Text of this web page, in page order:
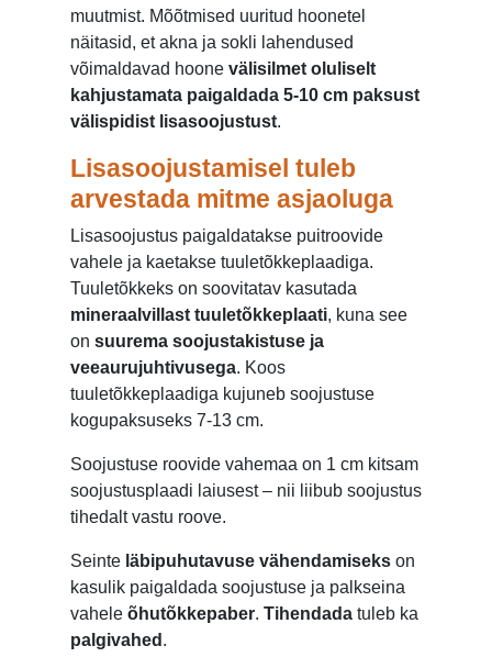
muutmist. Mõõtmised uuritud hoonetel
näitasid, et akna ja sokli lahendused
võimaldavad hoone välisilmet oluliselt
kahjustamata paigaldada 5-10 cm paksust
välispidist lisasoojustust.
Lisasoojustamisel tuleb
arvestada mitme asjaoluga
Lisasoojustus paigaldatakse puitroovide
vahele ja kaetakse tuuletõkkeplaadiga.
Tuuletõkkeks on soovitatav kasutada
mineraalvillast tuuletõkkeplaati, kuna see
on suurema soojustakistuse ja
veeaurujuhtivusega. Koos
tuuletõkkeplaadiga kujuneb soojustuse
kogupaksuseks 7-13 cm.
Soojustuse roovide vahemaa on 1 cm kitsam
soojustusplaadi laiusest – nii liibub soojustus
tihedalt vastu roove.
Seinte läbipuhutavuse vähendamiseks on
kasulik paigaldada soojustuse ja palkseina
vahele õhutõkkepaber. Tihendada tuleb ka
palgivahed .